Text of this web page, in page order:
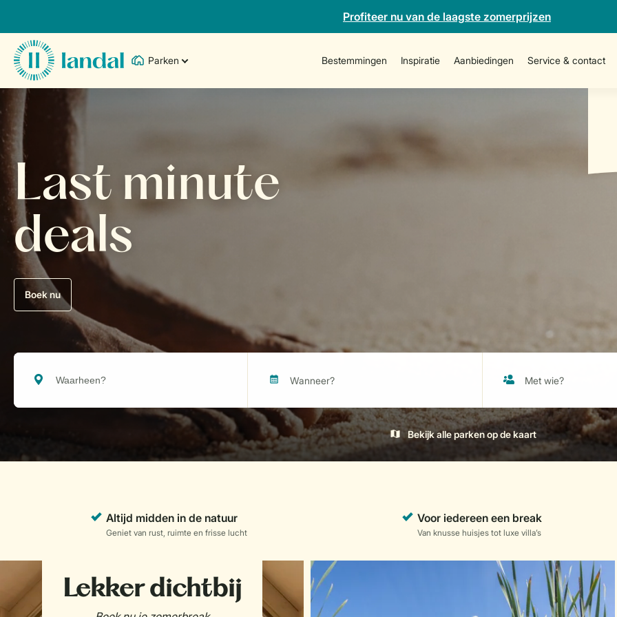
Profiteer nu van de laagste zomerprijzen
Parken Bestemmingen Inspiratie Aanbiedingen Service & contact
Last minute
deals
Boek nu
Bekijk alle parken op de kaart